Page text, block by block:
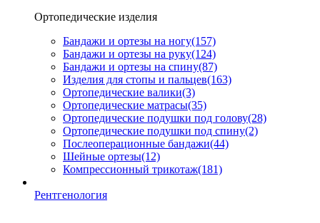
Ортопедические изделия
Бандажи и ортезы на ногу(157)
Бандажи и ортезы на руку(124)
Бандажи и ортезы на спину(87)
Изделия для стопы и пальцев(163)
Ортопедические валики(3)
Ортопедические матрасы(35)
Ортопедические подушки под голову(28)
Ортопедические подушки под спину(2)
Послеоперационные бандажи(44)
Шейные ортезы(12)
Компрессионный трикотаж(181)
Рентгенология